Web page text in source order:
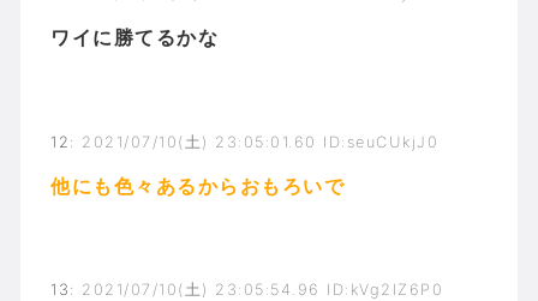
ワイに勝てるかな
12 : 2021/07/10(土) 23:05:01.60 ID:seuCUkjJ0
他にも色々あるからおもろいで
13 : 2021/07/10(土) 23:05:54.96 ID:kVg2lZ6P0